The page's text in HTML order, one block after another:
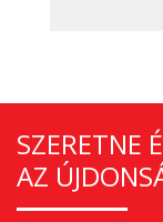
SZERETNE
AZ